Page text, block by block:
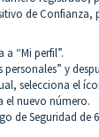
de Confianza,
a “Mi perfil”.
personales” y
selecciona el
el nuevo número.
de Seguridad de